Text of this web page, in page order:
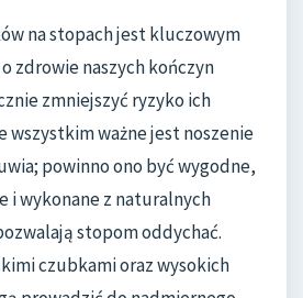
na stopach jest kluczowym
zdrowie naszych kończyn
zmniejszyć ryzyko ich
wszystkim ważne jest noszenie
powinno ono być wygodne,
i wykonane z naturalnych
stopom oddychać.
czubkami oraz wysokich